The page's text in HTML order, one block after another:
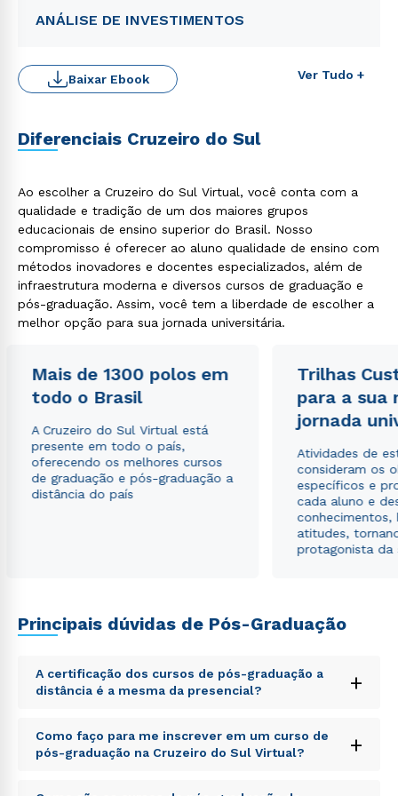
ANÁLISE DE INVESTIMENTOS
Ver Tudo +
Baixar Ebook
Diferenciais Cruzeiro do Sul
Ao escolher a Cruzeiro do Sul Virtual, você conta com a
qualidade e tradição de um dos maiores grupos
educacionais de ensino superior do Brasil. Nosso
compromisso é oferecer ao aluno qualidade de ensino com
métodos inovadores e docentes especializados, além de
infraestrutura moderna e diversos cursos de graduação e
pós-graduação. Assim, você tem a liberdade de escolher a
melhor opção para sua jornada universitária.
Mais de 1300 polos em
todo o Brasil
A Cruzeiro do Sul Virtual está
presente em todo o país,
oferecendo os melhores cursos
de graduação e pós-graduação a
distância do país
Trilhas
para a sua
jornada
Atividades de
consideram os
específicos e
cada aluno e
conhecimentos,
atitudes,
protagonista da
Principais dúvidas de Pós-Graduação
A certificação dos cursos de pós-graduação a
distância é a mesma da presencial?
+
Sed ut perspiciatis unde omnis iste natus error sit
voluptatem accusantium doloremque laudantium,
totam rem aperiam, eaque ipsa quae ab illo inventore
Como faço para me inscrever em um curso de
pós-graduação na Cruzeiro do Sul Virtual?
+
Sed ut perspiciatis unde omnis iste natus error sit
Rápido e fácil
WhatsApp
Política de Privacidade. e
autorizo que meus dados sejam utilizados para o
envio de conteúdos da Cruzeiro do Sul.